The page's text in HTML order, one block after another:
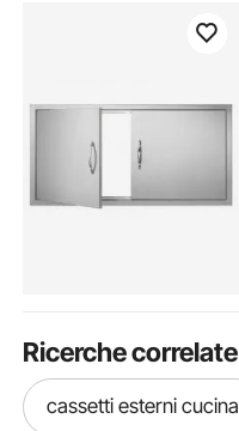
Ricerche correlate
cassetti esterni cucina